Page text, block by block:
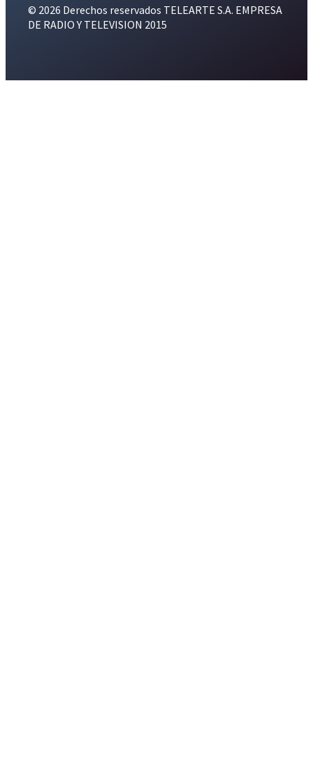
© 2026 Derechos reservados TELEARTE S.A. EMPRESA
DE RADIO Y TELEVISION 2015